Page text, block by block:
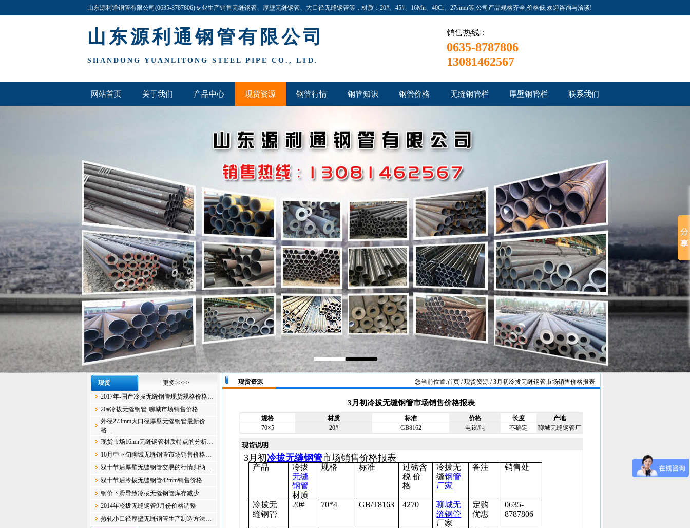
山东源利通钢管有限公司(0635-8787806)专业生产销售无缝钢管、厚壁无缝钢管、大口径无缝钢管等，材质：20#、45#、16Mn、40Cr、27simn等,公司产品规格齐全,价格低,欢迎咨询与洽谈!
山东源利通钢管有限公司
SHANDONG YUANLITONG STEEL PIPE CO., LTD.
销售热线：
0635-8787806
13081462567
网站首页 关于我们 产品中心 现货资源 钢管行情 钢管知识 钢管价格 无缝钢管栏 厚壁钢管栏 联系我们
现货
更多>>>>
2017年-国产冷拔无缝钢管现货规格价格…
20#冷拔无缝钢管-聊城市场销售价格
外径273mm大口径厚壁无缝钢管最新价
格…
现货市场16mn无缝钢管材质特点的分析…
10月中下旬聊城无缝钢管市场销售价格…
双十节后厚壁无缝钢管交易的行情归纳…
双十节后冷拔无缝钢管42mm销售价格
钢价下滑导致冷拔无缝钢管库存减少
2014年冷拔无缝钢管9月份价格调整
热轧小口径厚壁无缝钢管生产制造方法…
现货资源 您当前位置:首页 / 现货资源 / 3月初冷拔无缝钢管市场销售价格报表
3月初冷拔无缝钢管市场销售价格报表
规格 材质 标准 价格 长度
产地
70×5
20# GB8162 电议/吨 不确定 聊城无缝钢管厂
现货说明
3月初冷拔无缝钢管市场销售价格报表
产品
冷拔
无缝
钢管
材质
规格 标准
过磅含
税 价
格
冷拔无
缝钢管
厂家
备注 销售处
冷拔无
缝钢管
20# 70*4 GB/T8163 4270
聊城无
缝钢管
厂家
定购
优惠
0635-
8787806